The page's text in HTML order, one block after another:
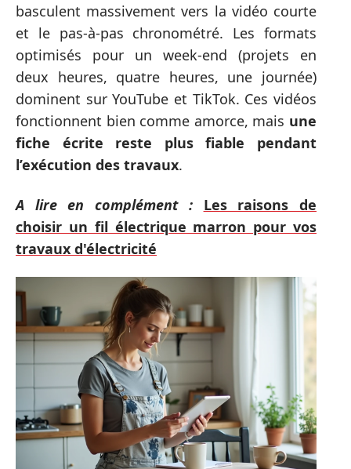
basculent massivement vers la vidéo courte
et le pas-à-pas chronométré. Les formats
optimisés pour un week-end (projets en
deux heures, quatre heures, une journée)
dominent sur YouTube et TikTok. Ces vidéos
fonctionnent bien comme amorce, mais une
fiche écrite reste plus fiable pendant
l’exécution des travaux.
A lire en complément :
Les raisons de
choisir un fil électrique marron pour vos
travaux d'électricité